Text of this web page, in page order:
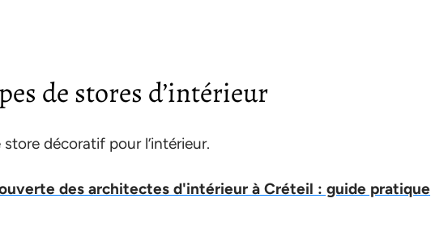
de stores d’intérieur
décoratif pour l’intérieur.
des architectes d'intérieur à Créteil : guide pratique